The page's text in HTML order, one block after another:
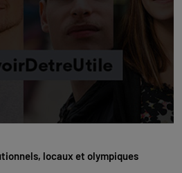
locaux et olympiques